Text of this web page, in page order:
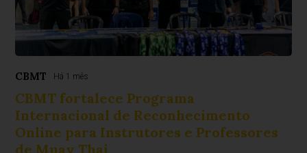
CBMT Há 1 mês
CBMT fortalece Programa
Internacional de Reconhecimento
Online para Instrutores e Professores
de Muay Thai